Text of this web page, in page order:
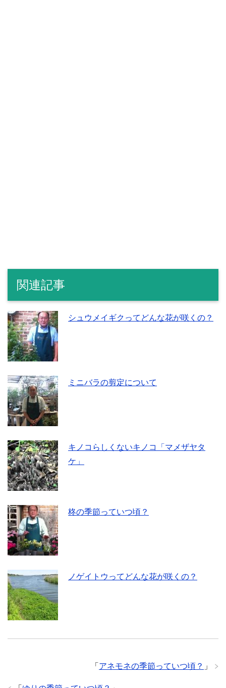
関連記事
シュウメイギクってどんな花が咲くの？
ミニバラの剪定について
キノコらしくないキノコ「マメザヤタ
ケ」
柊の季節っていつ頃？
ノゲイトウってどんな花が咲くの？
「 アネモネの季節っていつ頃？ 」